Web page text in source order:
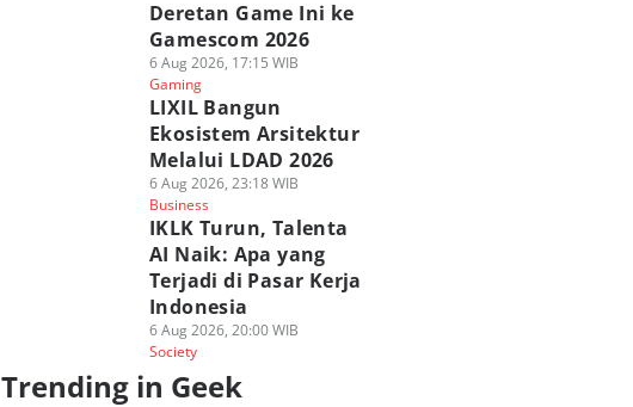
Deretan Game Ini ke
Gamescom 2026
6 Aug 2026, 17:15 WIB
Gaming
LIXIL Bangun
Ekosistem Arsitektur
Melalui LDAD 2026
6 Aug 2026, 23:18 WIB
Business
IKLK Turun, Talenta
AI Naik: Apa yang
Terjadi di Pasar Kerja
Indonesia
6 Aug 2026, 20:00 WIB
Society
Trending in Geek